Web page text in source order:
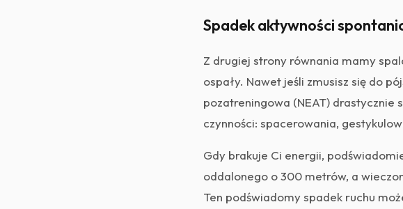
Spadek aktywności
Z drugiej strony równania mamy
ospały. Nawet jeśli zmusisz się do
pozatreningowa (NEAT) drastycznie
czynności: spacerowania,
Gdy brakuje Ci energii,
oddalonego o 300 metrów, a
Ten podświadomy spadek ruchu